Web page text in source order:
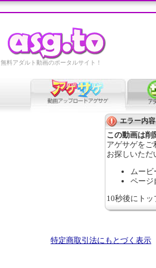
無料アダルト動画のポータルサイト！
エラー内容
この動画は削
アゲサゲをご
お探しいただ
ムービ
ページ
10秒後にト
特定商取引法にもとづく表示